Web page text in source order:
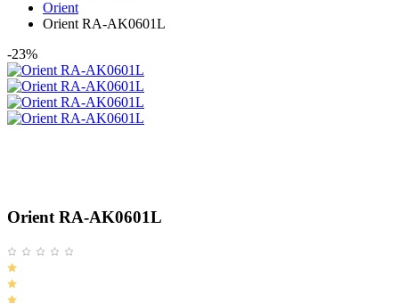
Orient
Orient RA-AK0601L
-23%
Orient RA-AK0601L